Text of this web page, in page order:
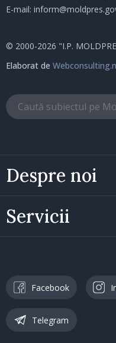
Despre noi
Servicii
E-mail:
© 2000-2026 "I.P.
Elaborat de
Facebook
Telegram